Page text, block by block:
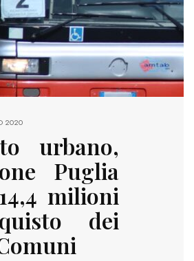
2020
urbano,
Puglia
milioni
dei